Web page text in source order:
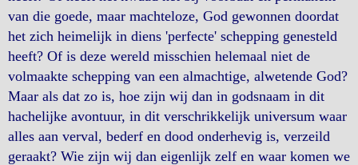
van die goede, maar machteloze, God gewonnen doordat
het zich heimelijk in diens 'perfecte' schepping genesteld
heeft? Of is deze wereld misschien helemaal niet de
volmaakte schepping van een almachtige, alwetende God?
Maar als dat zo is, hoe zijn wij dan in godsnaam in dit
hachelijke avontuur, in dit verschrikkelijk universum waar
alles aan verval, bederf en dood onderhevig is, verzeild
geraakt? Wie zijn wij dan eigenlijk zelf en waar komen we